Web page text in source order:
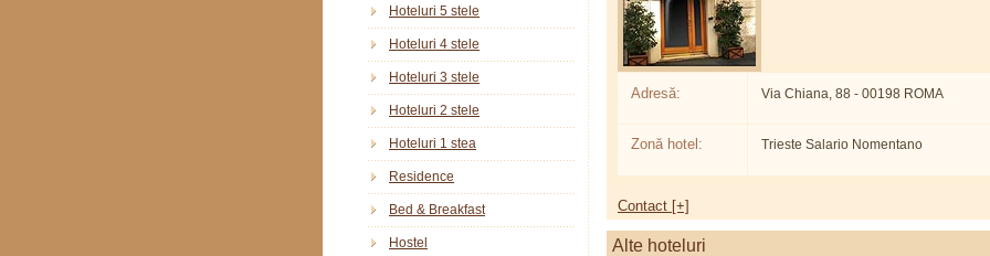
Adresă: Via Chiana, 88 - 00198 ROMA
Zonă hotel: Trieste Salario Nomentano
Contact [+]
Alte hoteluri
Hoteluri 5 stele
Hoteluri 4 stele
Hoteluri 3 stele
Hoteluri 2 stele
Hoteluri 1 stea
Residence
Bed & Breakfast
Hostel